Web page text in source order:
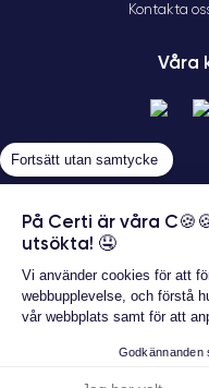
Kontakta
Våra
Fortsätt utan samtycke
På Certi är våra
utsökta! 🤤
Vi använder cookies för att
webbupplevelse, och förstå
vår webbplats samt för att
Godkännanden